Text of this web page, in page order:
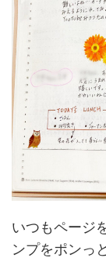
いつもページ
ンプをポンっ